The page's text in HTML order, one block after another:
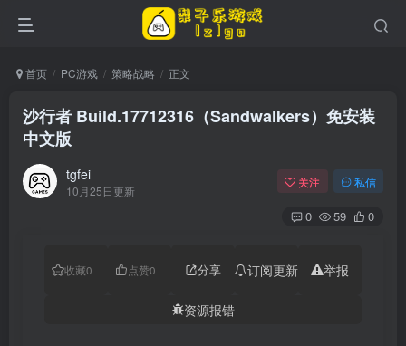
首页 PC游戏 策略战略 正文
沙行者 Build.17712316（Sandwalkers）免安装
中文版
tgfei
10月25日更新
关注 私信
0 59 0
收藏0 点赞0 分享 订阅更新 举报
资源报错